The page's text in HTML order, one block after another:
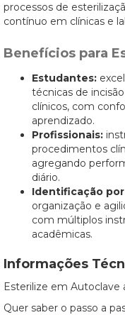
processos de
contínuo em clínicas e
Benefícios para
Estudantes:
técnicas de
clínicos, com
aprendizado.
Profissionais:
procedimentos
agregando
diário.
Identificação
organização e
com múltiplos
acadêmicas.
Informações
Esterilize em Autoclave
Quer saber o passo a